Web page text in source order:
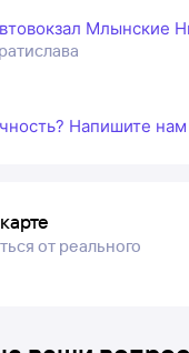
Млынские
Напишите нам
от реального